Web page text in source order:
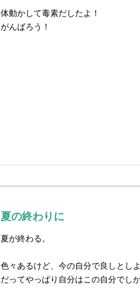
体動かして毒素だしたよ！
がんばろう！
夏の終わりに
夏が終わる。
色々あるけど、今の自分で良しとしよ
だってやっぱり自分はこの自分でし